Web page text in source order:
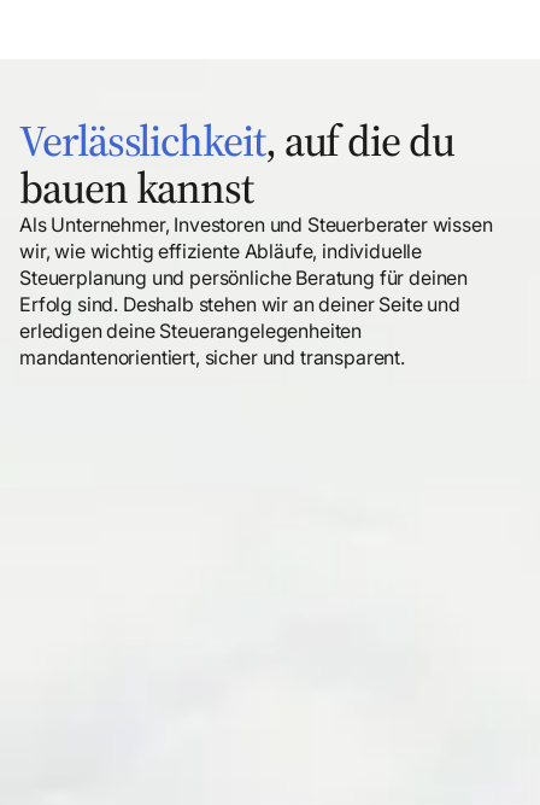
Verlässlichkeit, auf die du
bauen kannst
Als Unternehmer, Investoren und Steuerberater wissen
wir, wie wichtig effiziente Abläufe, individuelle
Steuerplanung und persönliche Beratung für deinen
Erfolg sind. Deshalb stehen wir an deiner Seite und
erledigen deine Steuerangelegenheiten
mandantenorientiert, sicher und transparent.